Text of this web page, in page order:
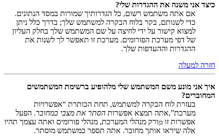
כיצד אני משנה את ההגדרות שלי?
אם אתה משתמש רשום, כל הגדרותיך שמורות במסד הנתונים.
כדי לשנותם, בקר בלוח הבקרה למשתמש שלך; בדרך כלל ניתן
למצוא קישור על ידי לחיצה על שם המשתמש שלך בחלק העליון
של דפי מערכת הפורומים. מערכת זו תאפשר לך לשנות את
ההגדרות וההעדפות שלך.
חזרה למעלה
איך אני מונע משם המשתמש שלי מלהופיע ברשימת המשתמשים
המחוברים?
בעזרת לוח הבקרה למשתמש, תחת הכותרת “אפשרויות
מערכת”,אתה תמצא אפשרות הסתר את מצבי כמחובר. הפעל
אפשרות זו כןורק מנהלי המערכת, מנהלי פורומים ואתה עצמך תהיו
אלה שיראו אותך מחובר. אתה תספר כמשתמש מוסתר.